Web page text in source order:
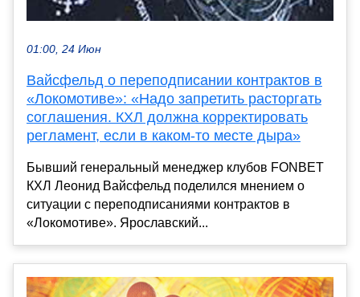
01:00, 24 Июн
Вайсфельд о переподписании контрактов в
«Локомотиве»: «Надо запретить расторгать
соглашения. КХЛ должна корректировать
регламент, если в каком-то месте дыра»
Бывший генеральный менеджер клубов FONBET
КХЛ Леонид Вайсфельд поделился мнением о
ситуации с переподписаниями контрактов в
«Локомотиве». Ярославский...